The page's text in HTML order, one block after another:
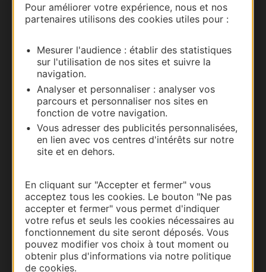
Pour améliorer votre expérience, nous et nos
partenaires utilisons des cookies utiles pour :
Mesurer l'audience : établir des statistiques
sur l'utilisation de nos sites et suivre la
navigation.
Analyser et personnaliser : analyser vos
parcours et personnaliser nos sites en
fonction de votre navigation.
Vous adresser des publicités personnalisées,
en lien avec vos centres d'intérêts sur notre
site et en dehors.
En cliquant sur "Accepter et fermer" vous
acceptez tous les cookies. Le bouton "Ne pas
accepter et fermer" vous permet d'indiquer
votre refus et seuls les cookies nécessaires au
fonctionnement du site seront déposés. Vous
pouvez modifier vos choix à tout moment ou
obtenir plus d'informations via notre politique
de cookies.
Nous contacter
Carte interactive
Documentation
Thermalisme
Business/Mice
Pros d'Occitanie